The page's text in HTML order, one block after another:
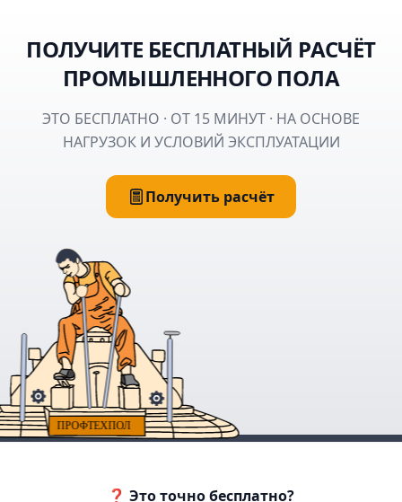
ПОЛУЧИТЕ БЕСПЛАТНЫЙ РАСЧЁТ
ПРОМЫШЛЕННОГО ПОЛА
ЭТО БЕСПЛАТНО · ОТ 15 МИНУТ · НА ОСНОВЕ
НАГРУЗОК И УСЛОВИЙ ЭКСПЛУАТАЦИИ
Получить расчёт
❓ Это точно бесплатно?